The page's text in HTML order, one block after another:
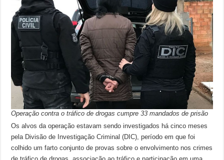
Operação contra o tráfico de drogas cumpre 33 mandados de prisão
Os alvos da operação estavam sendo investigados há cinco meses
pela Divisão de Investigação Criminal (DIC), período em que foi
colhido um farto conjunto de provas sobre o envolvimento nos crimes